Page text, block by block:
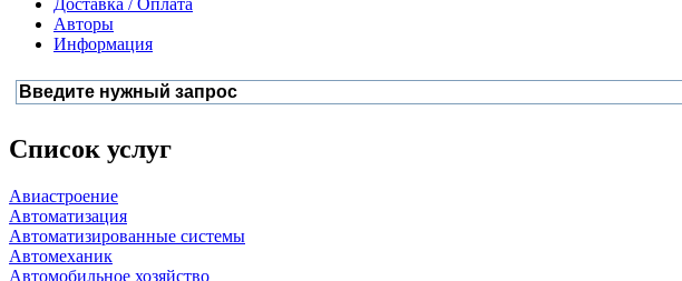
Доставка / Оплата
Авторы
Информация
Список услуг
Авиастроение
Автоматизация
Автоматизированные системы
Автомеханик
Автомобильное хозяйство